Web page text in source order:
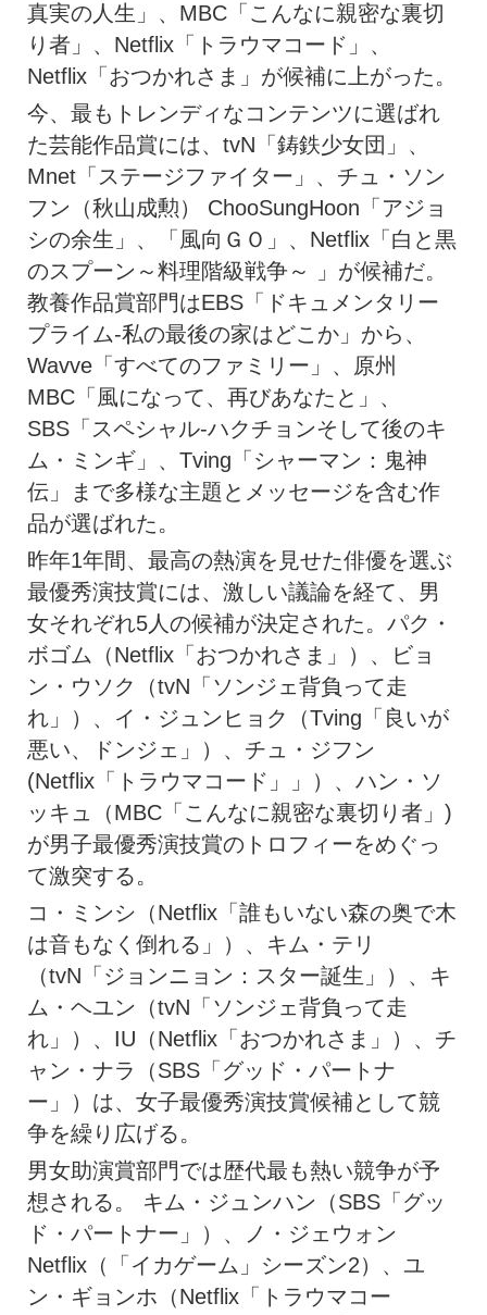
真実の人生」、MBC「こんなに親密な裏切
り者」、Netflix「トラウマコード」、
Netflix「おつかれさま」が候補に上がった。
今、最もトレンディなコンテンツに選ばれ
た芸能作品賞には、tvN「鋳鉄少女団」、
Mnet「ステージファイター」、チュ・ソン
フン（秋山成勲） ChooSungHoon「アジョ
シの余生」、「風向ＧＯ」、Netflix「白と黒
のスプーン～料理階級戦争～ 」が候補だ。
教養作品賞部門はEBS「ドキュメンタリー
プライム-私の最後の家はどこか」から、
Wavve「すべてのファミリー」、原州
MBC「風になって、再びあなたと」、
SBS「スペシャル-ハクチョンそして後のキ
ム・ミンギ」、Tving「シャーマン：鬼神
伝」まで多様な主題とメッセージを含む作
品が選ばれた。
昨年1年間、最高の熱演を見せた俳優を選ぶ
最優秀演技賞には、激しい議論を経て、男
女それぞれ5人の候補が決定された。パク・
ボゴム（Netflix「おつかれさま」）、ビョ
ン・ウソク（tvN「ソンジェ背負って走
れ」）、イ・ジュンヒョク（Tving「良いが
悪い、ドンジェ」）、チュ・ジフン
(Netflix「トラウマコード」」）、ハン・ソ
ッキュ（MBC「こんなに親密な裏切り者」)
が男子最優秀演技賞のトロフィーをめぐっ
て激突する。
コ・ミンシ（Netflix「誰もいない森の奥で木
は音もなく倒れる」）、キム・テリ
（tvN「ジョンニョン：スター誕生」）、キ
ム・ヘユン（tvN「ソンジェ背負って走
れ」）、IU（Netflix「おつかれさま」）、チ
ャン・ナラ（SBS「グッド・パートナ
ー」）は、女子最優秀演技賞候補として競
争を繰り広げる。
男女助演賞部門では歴代最も熱い競争が予
想される。 キム・ジュンハン（SBS「グッ
ド・パートナー」）、ノ・ジェウォン
Netflix（「イカゲーム」シーズン2）、ユ
ン・ギョンホ（Netflix「トラウマコー